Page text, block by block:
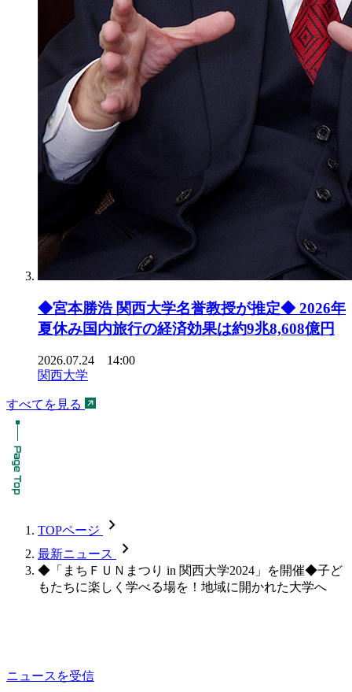
◆宮本勝浩 関西大学名誉教授が推定◆ 2026年
夏休み国内旅行の経済効果は約9兆8,608億円
2026.07.24 14:00
関西大学
すべてを見る
TOPページ chevron_forward
最新ニュース chevron_forward
◆「まちＦＵＮまつり in 関西大学2024」を開催◆子ど
もたちに楽しく学べる場を！地域に開かれた大学へ
ニュースを受信